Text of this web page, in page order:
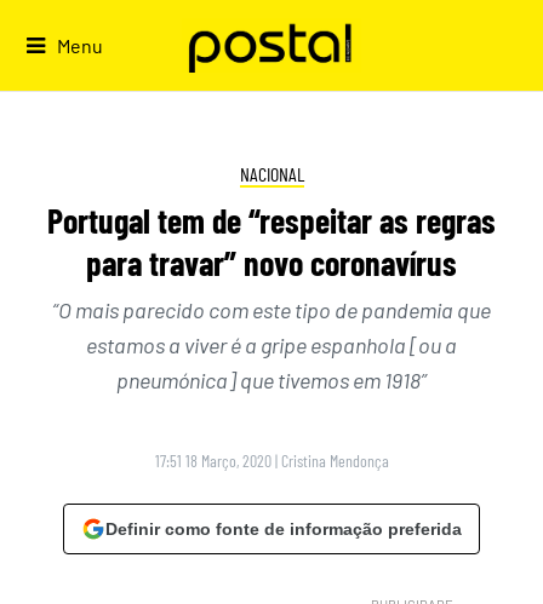
Menu
NACIONAL
Portugal tem de “respeitar as regras
para travar” novo coronavírus
“O mais parecido com este tipo de pandemia que
estamos a viver é a gripe espanhola [ou a
pneumónica] que tivemos em 1918”
17:51 18 Março, 2020 | Cristina Mendonça
Definir como fonte de informação preferida